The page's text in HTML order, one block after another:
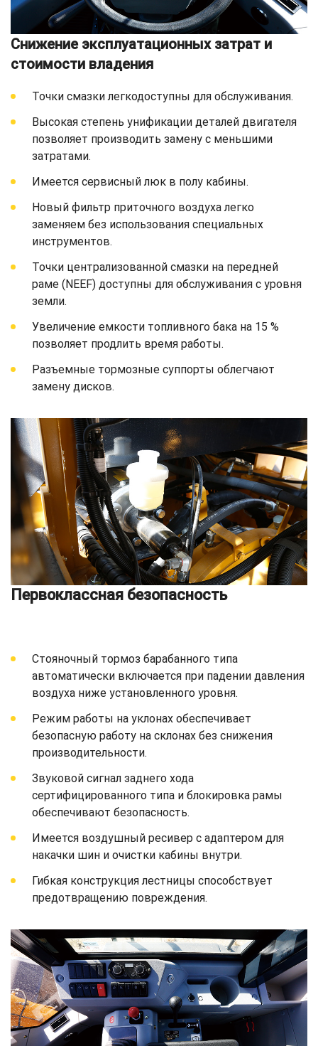
Снижение эксплуатационных затрат и
стоимости владения
Точки смазки легкодоступны для обслуживания.
Высокая степень унификации деталей двигателя
позволяет производить замену с меньшими
затратами.
Имеется сервисный люк в полу кабины.
Новый фильтр приточного воздуха легко
заменяем без использования специальных
инструментов.
Точки централизованной смазки на передней
раме (NEEF) доступны для обслуживания с уровня
земли.
Увеличение емкости топливного бака на 15 %
позволяет продлить время работы.
Разъемные тормозные суппорты облегчают
замену дисков.
Первоклассная безопасность
Стояночный тормоз барабанного типа
автоматически включается при падении давления
воздуха ниже установленного уровня.
Режим работы на уклонах обеспечивает
безопасную работу на склонах без снижения
производительности.
Звуковой сигнал заднего хода
сертифицированного типа и блокировка рамы
обеспечивают безопасность.
Имеется воздушный ресивер с адаптером для
накачки шин и очистки кабины внутри.
Гибкая конструкция лестницы способствует
предотвращению повреждения.